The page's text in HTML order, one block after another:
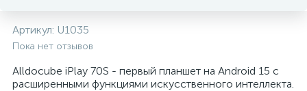
Артикул: U1035
Пока нет отзывов
Alldocube iPlay 70S - первый планшет на Android 15 с
расширенными функциями искусственного интеллекта.